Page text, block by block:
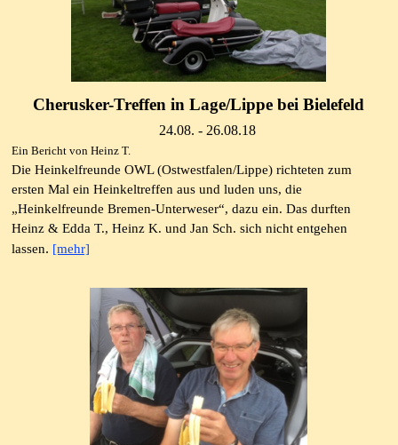
Cherusker-Treffen in Lage/Lippe bei Bielefeld
24.08. - 26.08.18
Ein Bericht von Heinz T.
Die Heinkelfreunde OWL (Ostwestfalen/Lippe) richteten zum
ersten Mal ein Heinkeltreffen aus und luden uns, die
„Heinkelfreunde Bremen-Unterweser“, dazu ein. Das durften
Heinz & Edda T., Heinz K. und Jan Sch. sich nicht entgehen
lassen. [mehr]